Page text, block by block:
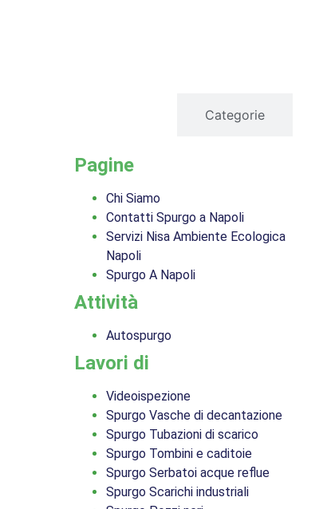
Categorie
Pagine
Chi Siamo
Contatti Spurgo a Napoli
Servizi Nisa Ambiente Ecologica
Napoli
Spurgo A Napoli
Attività
Autospurgo
Lavori di
Videoispezione
Spurgo Vasche di decantazione
Spurgo Tubazioni di scarico
Spurgo Tombini e caditoie
Spurgo Serbatoi acque reflue
Spurgo Scarichi industriali